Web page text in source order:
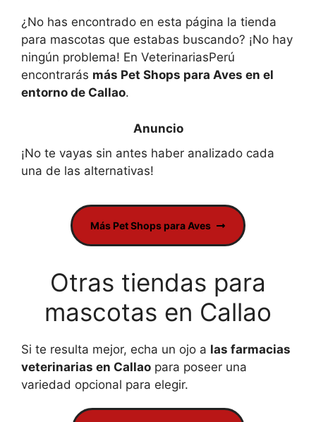
¿No has encontrado en esta página la tienda
para mascotas que estabas buscando? ¡No hay
ningún problema! En VeterinariasPerú
encontrarás más Pet Shops para Aves en el
entorno de Callao.
¡No te vayas sin antes haber analizado cada
una de las alternativas!
Más Pet Shops para Aves
Otras tiendas para
mascotas en Callao
Si te resulta mejor, echa un ojo a las farmacias
veterinarias en Callao para poseer una
variedad opcional para elegir.